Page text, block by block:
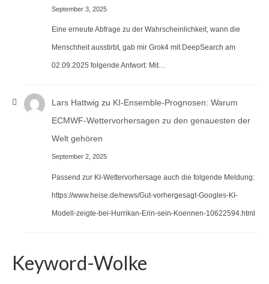
September 3, 2025
Eine erneute Abfrage zu der Wahrscheinlichkeit, wann die
Menschheit ausstirbt, gab mir Grok4 mit DeepSearch am
02.09.2025 folgende Antwort: Mit…
Lars Hattwig zu KI-Ensemble-Prognosen: Warum
ECMWF-Wettervorhersagen zu den genauesten der
Welt gehören
September 2, 2025
Passend zur KI-Wettervorhersage auch die folgende Meldung:
https://www.heise.de/news/Gut-vorhergesagt-Googles-KI-
Modell-zeigte-bei-Hurrikan-Erin-sein-Koennen-10622594.html
Keyword-Wolke